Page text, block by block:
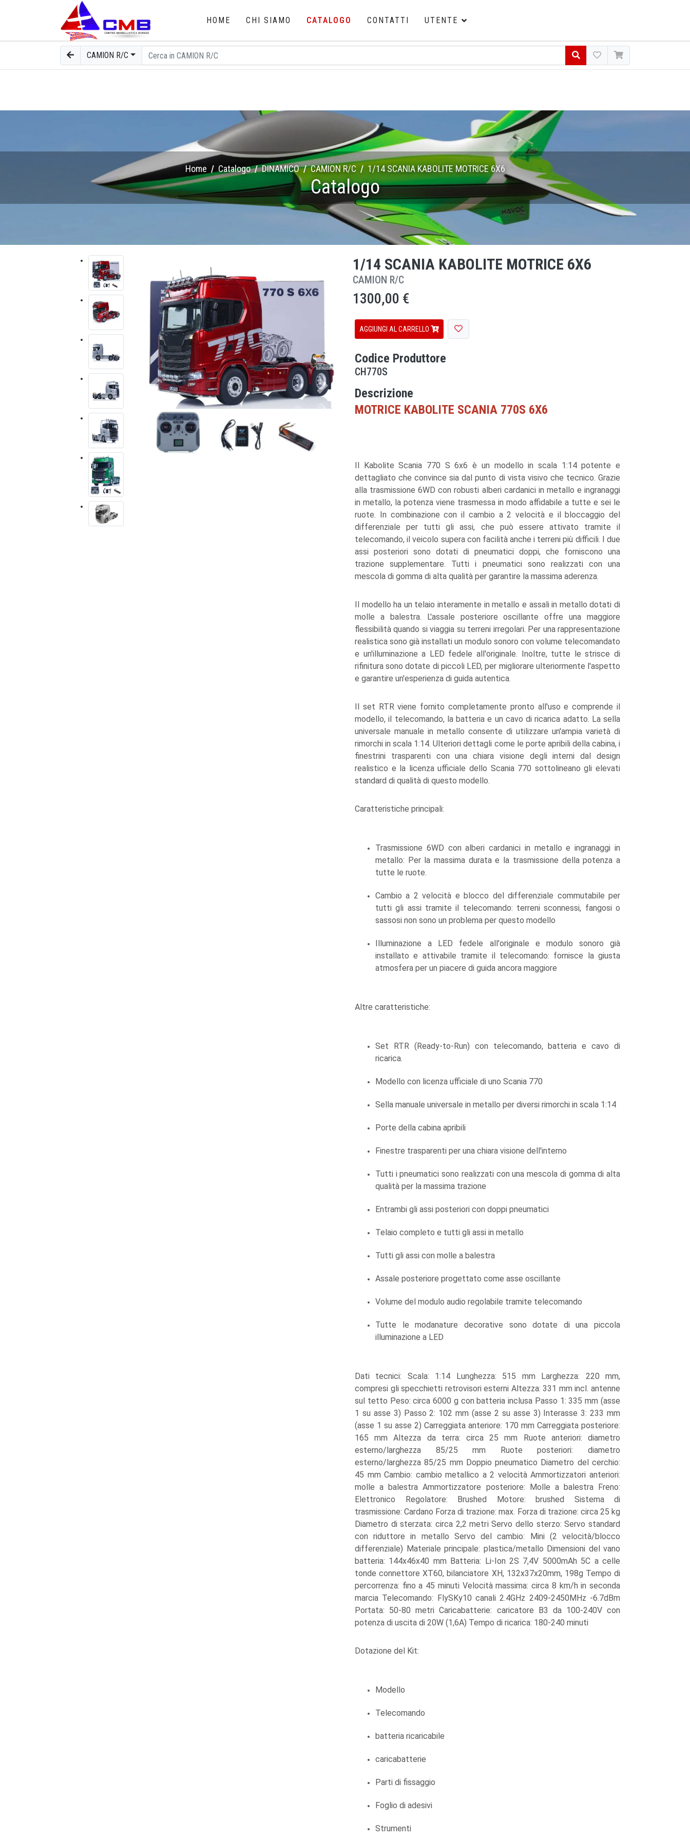
HOME CHI SIAMO CATALOGO CONTATTI UTENTE
CAMION R/C
Home Catalogo DINAMICO CAMION R/C 1/14 SCANIA KABOLITE MOTRICE 6X6
Catalogo
Previous Next
1/14 SCANIA KABOLITE MOTRICE 6X6
CAMION R/C
1300,00 €
AGGIUNGI AL CARRELLO
Codice Produttore
CH770S
Descrizione
MOTRICE KABOLITE SCANIA 770S 6X6
Il Kabolite Scania 770 S 6x6 è un modello in scala 1:14 potente e
dettagliato che convince sia dal punto di vista visivo che tecnico. Grazie
alla trasmissione 6WD con robusti alberi cardanici in metallo e ingranaggi
in metallo, la potenza viene trasmessa in modo affidabile a tutte e sei le
ruote. In combinazione con il cambio a 2 velocità e il bloccaggio del
differenziale per tutti gli assi, che può essere attivato tramite il
telecomando, il veicolo supera con facilità anche i terreni più difficili. I due
assi posteriori sono dotati di pneumatici doppi, che forniscono una
trazione supplementare. Tutti i pneumatici sono realizzati con una
mescola di gomma di alta qualità per garantire la massima aderenza.
Il modello ha un telaio interamente in metallo e assali in metallo dotati di
molle a balestra. L'assale posteriore oscillante offre una maggiore
flessibilità quando si viaggia su terreni irregolari. Per una rappresentazione
realistica sono già installati un modulo sonoro con volume telecomandato
e un'illuminazione a LED fedele all'originale. Inoltre, tutte le strisce di
rifinitura sono dotate di piccoli LED, per migliorare ulteriormente l'aspetto
e garantire un'esperienza di guida autentica.
Il set RTR viene fornito completamente pronto all'uso e comprende il
modello, il telecomando, la batteria e un cavo di ricarica adatto. La sella
universale manuale in metallo consente di utilizzare un'ampia varietà di
rimorchi in scala 1:14. Ulteriori dettagli come le porte apribili della cabina, i
finestrini trasparenti con una chiara visione degli interni dal design
realistico e la licenza ufficiale dello Scania 770 sottolineano gli elevati
standard di qualità di questo modello.
Caratteristiche principali:
Trasmissione 6WD con alberi cardanici in metallo e ingranaggi in
metallo: Per la massima durata e la trasmissione della potenza a
tutte le ruote.
Cambio a 2 velocità e blocco del differenziale commutabile per
tutti gli assi tramite il telecomando: terreni sconnessi, fangosi o
sassosi non sono un problema per questo modello
Illuminazione a LED fedele all'originale e modulo sonoro già
installato e attivabile tramite il telecomando: fornisce la giusta
atmosfera per un piacere di guida ancora maggiore
Altre caratteristiche:
Set RTR (Ready-to-Run) con telecomando, batteria e cavo di
ricarica.
Modello con licenza ufficiale di uno Scania 770
Sella manuale universale in metallo per diversi rimorchi in scala 1:14
Porte della cabina apribili
Finestre trasparenti per una chiara visione dell'interno
Tutti i pneumatici sono realizzati con una mescola di gomma di alta
qualità per la massima trazione
Entrambi gli assi posteriori con doppi pneumatici
Telaio completo e tutti gli assi in metallo
Tutti gli assi con molle a balestra
Assale posteriore progettato come asse oscillante
Volume del modulo audio regolabile tramite telecomando
Tutte le modanature decorative sono dotate di una piccola
illuminazione a LED
Dati tecnici: Scala: 1:14 Lunghezza: 515 mm Larghezza: 220 mm,
compresi gli specchietti retrovisori esterni Altezza: 331 mm incl. antenne
sul tetto Peso: circa 6000 g con batteria inclusa Passo 1: 335 mm (asse
1 su asse 3) Passo 2: 102 mm (asse 2 su asse 3) Interasse 3: 233 mm
(asse 1 su asse 2) Carreggiata anteriore: 170 mm Carreggiata posteriore:
165 mm Altezza da terra: circa 25 mm Ruote anteriori: diametro
esterno/larghezza 85/25 mm Ruote posteriori: diametro
esterno/larghezza 85/25 mm Doppio pneumatico Diametro del cerchio:
45 mm Cambio: cambio metallico a 2 velocità Ammortizzatori anteriori:
molle a balestra Ammortizzatore posteriore: Molle a balestra Freno:
Elettronico Regolatore: Brushed Motore: brushed Sistema di
trasmissione: Cardano Forza di trazione: max. Forza di trazione: circa 25 kg
Diametro di sterzata: circa 2,2 metri Servo dello sterzo: Servo standard
con riduttore in metallo Servo del cambio: Mini (2 velocità/blocco
differenziale) Materiale principale: plastica/metallo Dimensioni del vano
batteria: 144x46x40 mm Batteria: Li-Ion 2S 7,4V 5000mAh 5C a celle
tonde connettore XT60, bilanciatore XH, 132x37x20mm, 198g Tempo di
percorrenza: fino a 45 minuti Velocità massima: circa 8 km/h in seconda
marcia Telecomando: FlySKy10 canali 2.4GHz 2409-2450MHz -6.7dBm
Portata: 50-80 metri Caricabatterie: caricatore B3 da 100-240V con
potenza di uscita di 20W (1,6A) Tempo di ricarica: 180-240 minuti
Dotazione del Kit:
Modello
Telecomando
batteria ricaricabile
caricabatterie
Parti di fissaggio
Foglio di adesivi
Strumenti